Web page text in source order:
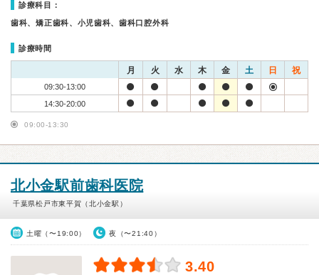
診療科目：
歯科、矯正歯科、小児歯科、歯科口腔外科
診療時間
月 火 水 木 金 土 日 祝
09:30-13:00
14:30-20:00
09:00-13:30
北小金駅前歯科医院
千葉県松戸市東平賀（北小金駅）
土曜（〜19:00） 夜（〜21:40）
3.40